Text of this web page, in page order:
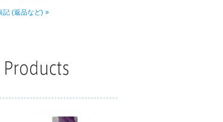
記 (返品など) »